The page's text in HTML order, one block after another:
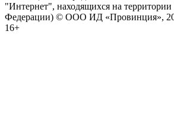
"Интернет", находящихся на территории
Федерации) © ООО ИД «Провинция»,
16+